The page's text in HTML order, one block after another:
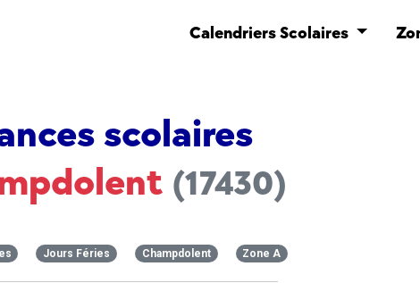
Calendriers Scolaires
scolaires
(17430)
Jours Féries Champdolent Zone A